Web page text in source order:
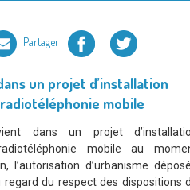
Partager Facebook Twitter
un projet d’installation
mobile
dans un projet
mobile au
l’autorisation d’urbanisme
regard du respect des dispositions